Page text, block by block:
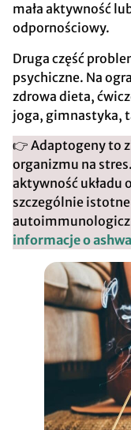
mała aktywność
odpornościowy.
Druga część
psychiczne. Na
zdrowa dieta,
joga, gimnastyka,
👉 Adaptogeny to
organizmu na
aktywność układu
szczególnie
informacje o